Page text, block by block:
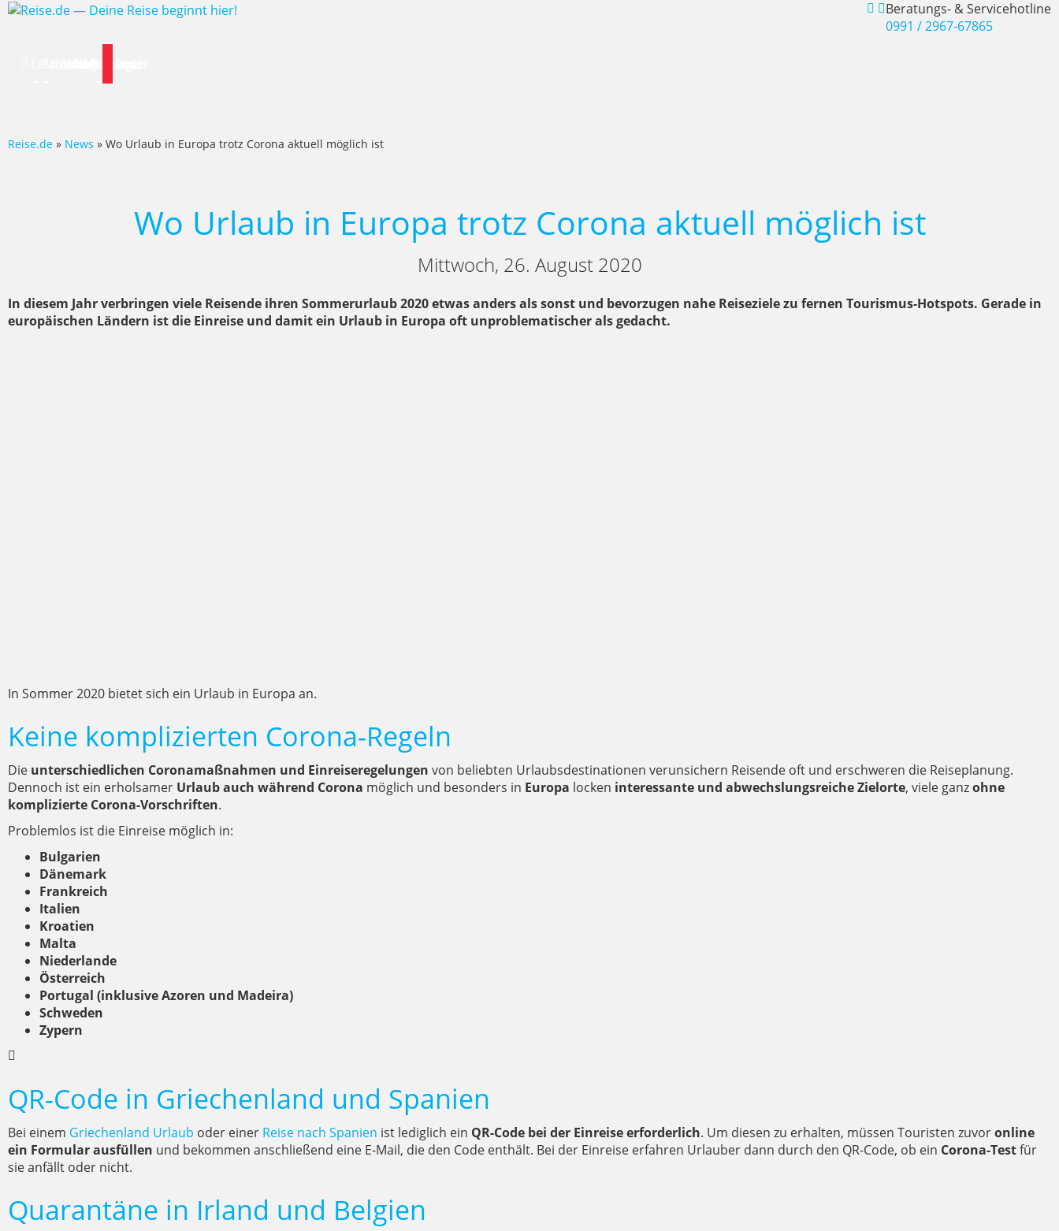
Beratungs- & Servicehotline
0991 / 2967-67865
Reise.de » News » Wo Urlaub in Europa trotz Corona aktuell möglich ist
Wo Urlaub in Europa trotz Corona aktuell möglich ist
Mittwoch, 26. August 2020
In diesem Jahr verbringen viele Reisende ihren Sommerurlaub 2020 etwas anders als sonst und bevorzugen nahe Reiseziele zu fernen Tourismus-Hotspots. Gerade in
europäischen Ländern ist die Einreise und damit ein Urlaub in Europa oft unproblematischer als gedacht.
In Sommer 2020 bietet sich ein Urlaub in Europa an.
Keine komplizierten Corona-Regeln
Die unterschiedlichen Coronamaßnahmen und Einreiseregelungen von beliebten Urlaubsdestinationen verunsichern Reisende oft und erschweren die Reiseplanung.
Dennoch ist ein erholsamer Urlaub auch während Corona möglich und besonders in Europa locken interessante und abwechslungsreiche Zielorte, viele ganzohne
komplizierte Corona-Vorschriften.
Problemlos ist die Einreise möglich in:
Bulgarien
Dänemark
Frankreich
Italien
Kroatien
Malta
Niederlande
Österreich
Portugal (inklusive Azoren und Madeira)
Schweden
Zypern
QR-Code in Griechenland und Spanien
Bei einem Griechenland Urlaub oder einer Reise nach Spanien ist lediglich ein QR-Code bei der Einreise erforderlich. Um diesen zu erhalten, müssen Touristen zuvoronline
ein Formular ausfüllen und bekommen anschließend eine E-Mail, die den Code enthält. Bei der Einreise erfahren Urlauber dann durch den QR-Code, ob ein Corona-Testfür
sie anfällt oder nicht.
Quarantäne in Irland und Belgien